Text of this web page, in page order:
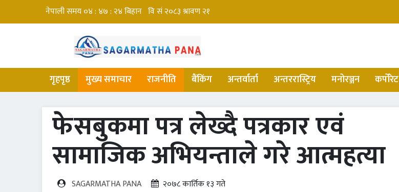
गृहपृष्ठ मुख्य समाचार राजनीति बैंकिंग अन्तर्वार्ता अन्तररास्ट्रिय मनोरञ्जन कर्पोरेट
फेसबुकमा पत्र लेख्दै पत्रकार एवं
सामाजिक अभियन्ताले गरे आत्महत्या
SAGARMATHA PANA २०७८ कार्तिक १३ गते